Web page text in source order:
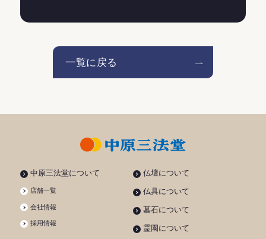
一覧に戻る
中原三法堂について
店舗一覧
会社情報
採用情報
仏壇について
仏具について
墓石について
霊園について